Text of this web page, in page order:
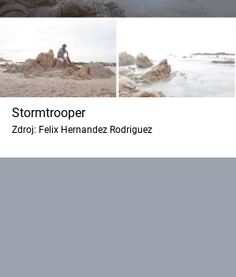
Stormtrooper
Zdroj: Felix Hernandez Rodriguez